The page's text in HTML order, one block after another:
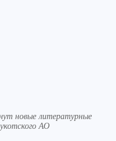
новые литературные
АО